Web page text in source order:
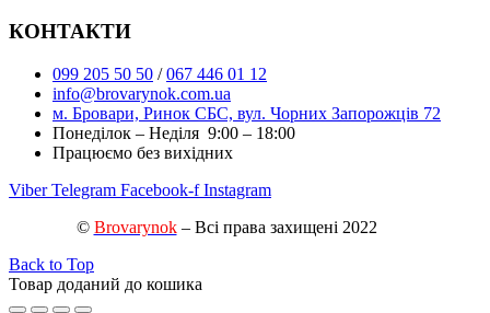
КОНТАКТИ
099 205 50 50 /067 446 01 12
info@brovarynok.com.ua
м. Бровари, Ринок СБС, вул. Чорних Запорожців 72
Понеділок – Неділя 9:00 – 18:00
Працюємо без вихідних
Viber Telegram Facebook-f Instagram
© Brovarynok– Всі права захищені 2022
Back to Top
Товар доданий до кошика